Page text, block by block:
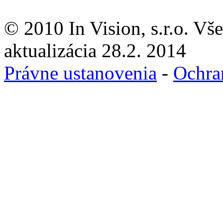
© 2010 In Vision, s.r.o.
aktualizácia 28.2. 2014
Právne ustanovenia -